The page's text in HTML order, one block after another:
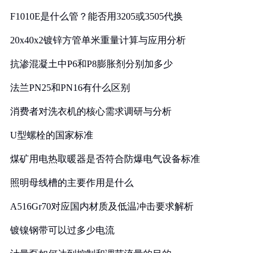
F1010E是什么管？能否用3205或3505代换
20x40x2镀锌方管单米重量计算与应用分析
抗渗混凝土中P6和P8膨胀剂分别加多少
法兰PN25和PN16有什么区别
消费者对洗衣机的核心需求调研与分析
U型螺栓的国家标准
煤矿用电热取暖器是否符合防爆电气设备标准
照明母线槽的主要作用是什么
A516Gr70对应国内材质及低温冲击要求解析
镀镍钢带可以过多少电流